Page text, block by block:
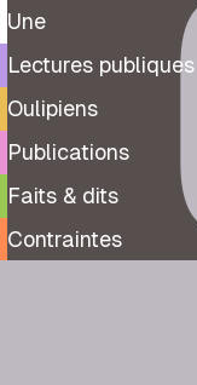
Une
Lectures publiques
Oulipiens
Publications
Faits & dits
Contraintes